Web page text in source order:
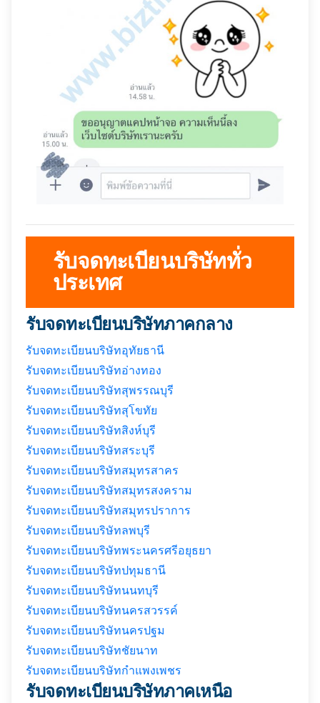
รับจดทะเบียนบริษัททั่ว
ประเทศ
รับจดทะเบียนบริษัทภาคกลาง
รับจดทะเบียนบริษัทอุทัยธานี
รับจดทะเบียนบริษัทอ่างทอง
รับจดทะเบียนบริษัทสุพรรณบุรี
รับจดทะเบียนบริษัทสุโขทัย
รับจดทะเบียนบริษัทสิงห์บุรี
รับจดทะเบียนบริษัทสระบุรี
รับจดทะเบียนบริษัทสมุทรสาคร
รับจดทะเบียนบริษัทสมุทรสงคราม
รับจดทะเบียนบริษัทสมุทรปราการ
รับจดทะเบียนบริษัทลพบุรี
รับจดทะเบียนบริษัทพระนครศรีอยุธยา
รับจดทะเบียนบริษัทปทุมธานี
รับจดทะเบียนบริษัทนนทบุรี
รับจดทะเบียนบริษัทนครสวรรค์
รับจดทะเบียนบริษัทนครปฐม
รับจดทะเบียนบริษัทชัยนาท
รับจดทะเบียนบริษัทกำแพงเพชร
รับจดทะเบียนบริษัทภาคเหนือ